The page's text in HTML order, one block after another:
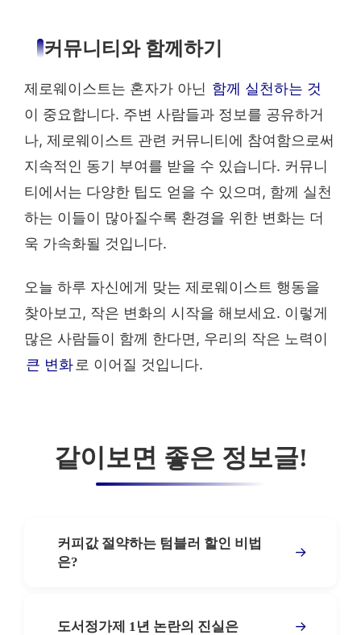
커뮤니티와 함께하기
제로웨이스트는 혼자가 아닌 함께 실천하는 것
이 중요합니다. 주변 사람들과 정보를 공유하거
나, 제로웨이스트 관련 커뮤니티에 참여함으로써
지속적인 동기 부여를 받을 수 있습니다. 커뮤니
티에서는 다양한 팁도 얻을 수 있으며, 함께 실천
하는 이들이 많아질수록 환경을 위한 변화는 더
욱 가속화될 것입니다.
오늘 하루 자신에게 맞는 제로웨이스트 행동을
찾아보고, 작은 변화의 시작을 해보세요. 이렇게
많은 사람들이 함께 한다면, 우리의 작은 노력이
큰 변화 로 이어질 것입니다.
같이보면 좋은 정보글!
커피값 절약하는 텀블러 할인 비법
은?
→
도서정가제 1년 논란의 진실은 →